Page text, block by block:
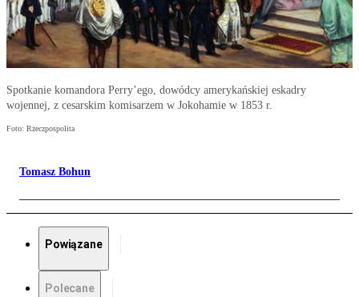
Spotkanie komandora Perry’ego, dowódcy amerykańskiej eskadry
wojennej, z cesarskim komisarzem w Jokohamie w 1853 r.
Foto: Rzeczpospolita
Tomasz Bohun
Powiązane
Polecane